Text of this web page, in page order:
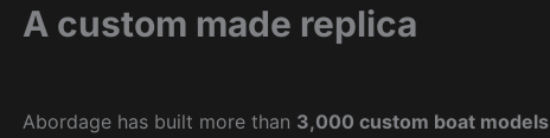
A custom made replica
Abordage has built more than 3,000 custom boat models